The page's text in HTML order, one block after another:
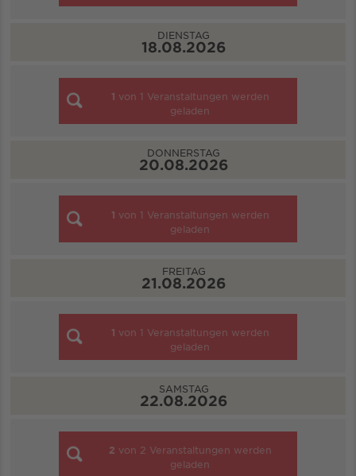
DIENSTAG
18.08.2026
1 von 1 Veranstaltungen werden
geladen
DONNERSTAG
20.08.2026
1 von 1 Veranstaltungen werden
geladen
FREITAG
21.08.2026
1 von 1 Veranstaltungen werden
geladen
SAMSTAG
22.08.2026
2 von 2 Veranstaltungen werden
geladen